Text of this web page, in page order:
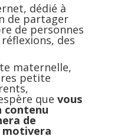
dédié à
de partager
de personnes
des
maternelle,
petite
que vous
contenu
de
motivera